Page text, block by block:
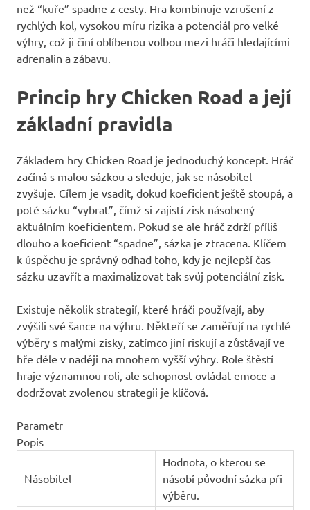
než “kuře” spadne z cesty. Hra kombinuje vzrušení z
rychlých kol, vysokou míru rizika a potenciál pro velké
výhry, což ji činí oblíbenou volbou mezi hráči hledajícími
adrenalin a zábavu.
Princip hry Chicken Road a její
základní pravidla
Základem hry Chicken Road je jednoduchý koncept. Hráč
začíná s malou sázkou a sleduje, jak se násobitel
zvyšuje. Cílem je vsadit, dokud koeficient ještě stoupá, a
poté sázku “vybrat”, čímž si zajistí zisk násobený
aktuálním koeficientem. Pokud se ale hráč zdrží příliš
dlouho a koeficient “spadne”, sázka je ztracena. Klíčem
k úspěchu je správný odhad toho, kdy je nejlepší čas
sázku uzavřít a maximalizovat tak svůj potenciální zisk.
Existuje několik strategií, které hráči používají, aby
zvýšili své šance na výhru. Někteří se zaměřují na rychlé
výběry s malými zisky, zatímco jiní riskují a zůstávají ve
hře déle v naději na mnohem vyšší výhry. Role štěstí
hraje významnou roli, ale schopnost ovládat emoce a
dodržovat zvolenou strategii je klíčová.
Parametr
Popis
Násobitel
Hodnota, o kterou se
násobí původní sázka při
výběru.